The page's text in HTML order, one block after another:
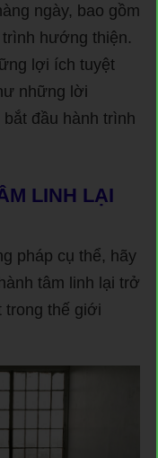
ngày, bao gồm
hướng thiện.
lợi ích tuyệt
những lời
đầu hành trình
LINH LẠI
pháp cụ thể, hãy
tâm linh lại trở
trong thế giới